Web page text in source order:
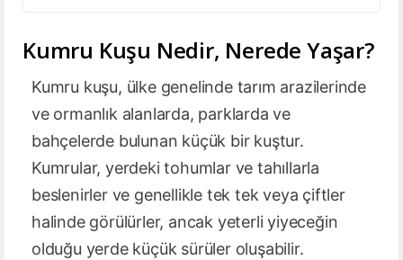
Kumru Kuşu Nedir, Nerede Yaşar?
Kumru kuşu, ülke genelinde tarım arazilerinde
ve ormanlık alanlarda, parklarda ve
bahçelerde bulunan küçük bir kuştur.
Kumrular, yerdeki tohumlar ve tahıllarla
beslenirler ve genellikle tek tek veya çiftler
halinde görülürler, ancak yeterli yiyeceğin
olduğu yerde küçük sürüler oluşabilir.